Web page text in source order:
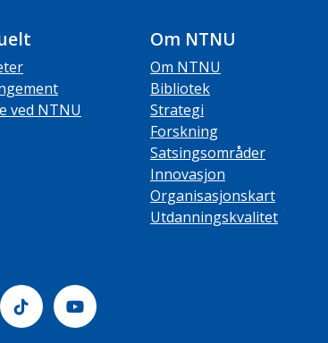
ved NTNU
Om NTNU
Om NTNU
Bibliotek
Strategi
Forskning
Satsingsområder
Innovasjon
Organisasjonskart
Utdanningskvalitet
Tiktok Youtube